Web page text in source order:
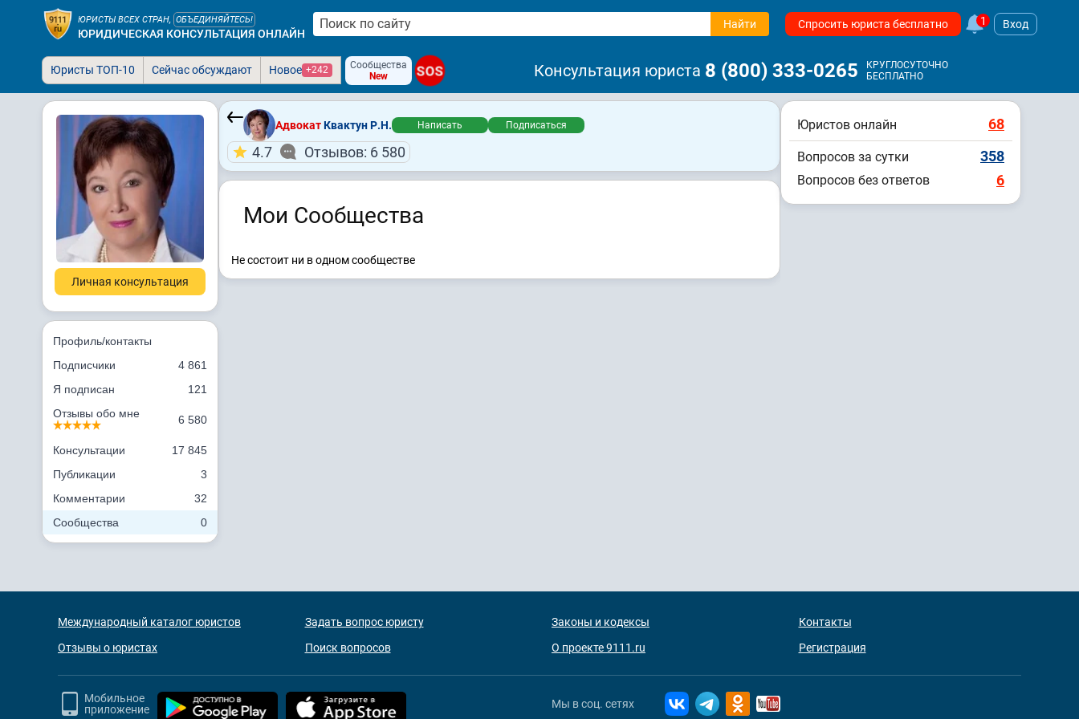
ЮРИСТЫ ВСЕХ СТРАН, ОБЪЕДИНЯЙТЕСЬ!
ЮРИДИЧЕСКАЯ КОНСУЛЬТАЦИЯ ОНЛАЙН
Найти Спросить юриста бесплатно 1 Вход
Юристы ТОП-10 Сейчас обсуждают Новое +242
Сообщества
New
SOS Консультация юриста 8 (800) 333-0265
КРУГЛОСУТОЧНО
БЕСПЛАТНО
Личная консультация
Профиль/контакты
Подписчики
4 861
Я подписан
121
Отзывы обо мне
6 580
Консультации
17 845
Публикации
3
Комментарии
32
Сообщества
0
Адвокат Квактун Р.Н. Написать Подписаться
4.7 Отзывов: 6 580
Мои Сообщества
Не состоит ни в одном сообществе
Юристов онлайн 68
Вопросов за сутки 358
Вопросов без ответов 6
Международный каталог юристов
Отзывы о юристах
Задать вопрос юристу
Поиск вопросов
Законы и кодексы
О проекте 9111.ru
Контакты
Регистрация
Мобильное
приложение
Мы в соц. сетях